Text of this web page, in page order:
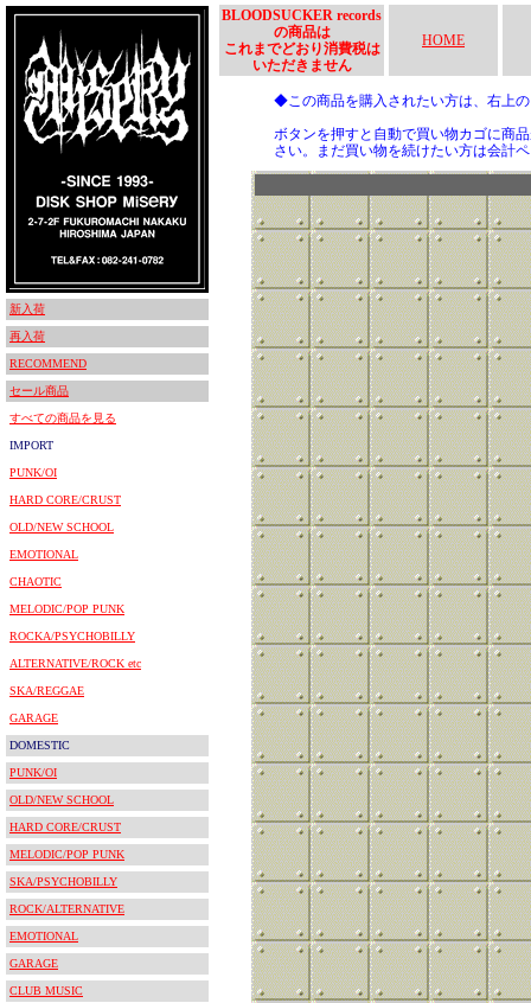
新入荷
再入荷
RECOMMEND
セール商品
すべての商品を見る
IMPORT
PUNK/OI
HARD CORE/CRUST
OLD/NEW SCHOOL
EMOTIONAL
CHAOTIC
MELODIC/POP PUNK
ROCKA/PSYCHOBILLY
ALTERNATIVE/ROCK etc
SKA/REGGAE
GARAGE
DOMESTIC
PUNK/OI
OLD/NEW SCHOOL
HARD CORE/CRUST
MELODIC/POP PUNK
SKA/PSYCHOBILLY
ROCK/ALTERNATIVE
EMOTIONAL
GARAGE
CLUB MUSIC
BLOODSUCKER records
の商品は
これまでどおり消費税は
いただきません
HOME
◆この商品を購入されたい方は、右上
ボタンを押すと自動で買い物カゴに商
さい。まだ買い物を続けたい方は会計